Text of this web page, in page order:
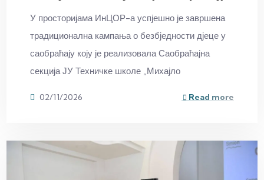
У просторијама ИнЦОР-а успјешно је завршена
традиционална кампања о безбједности дјеце у
саобраћају коју је реализовала Саобраћајна
секција ЈУ Техничке школе „Михајло
02/11/2026 Read more